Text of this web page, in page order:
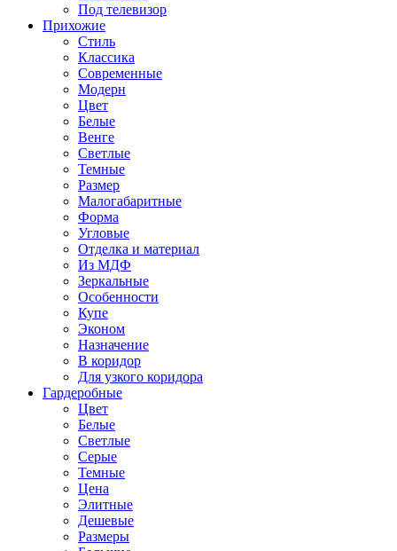
Под телевизор
Прихожие
Стиль
Классика
Современные
Модерн
Цвет
Белые
Венге
Светлые
Темные
Размер
Малогабаритные
Форма
Угловые
Отделка и материал
Из МДФ
Зеркальные
Особенности
Купе
Эконом
Назначение
В коридор
Для узкого коридора
Гардеробные
Цвет
Белые
Светлые
Серые
Темные
Цена
Элитные
Дешевые
Размеры